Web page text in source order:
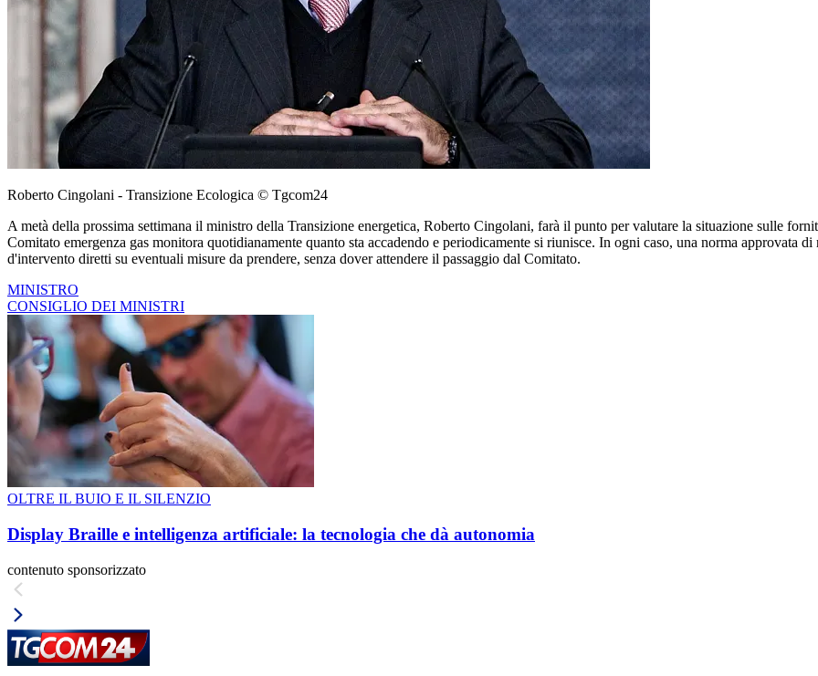
Roberto Cingolani - Transizione Ecologica © Tgcom24
A metà della prossima settimana il ministro della Transizione energetica, Roberto Cingolani, farà il punto per valutare la situazione sulle
Comitato emergenza gas monitora quotidianamente quanto sta accadendo e periodicamente si riunisce. In ogni caso, una norma approvata
d'intervento diretti su eventuali misure da prendere, senza dover attendere il passaggio dal Comitato.
MINISTRO
CONSIGLIO DEI MINISTRI
OLTRE IL BUIO E IL SILENZIO
Display Braille e intelligenza artificiale: la tecnologia che dà autonomia
contenuto sponsorizzato